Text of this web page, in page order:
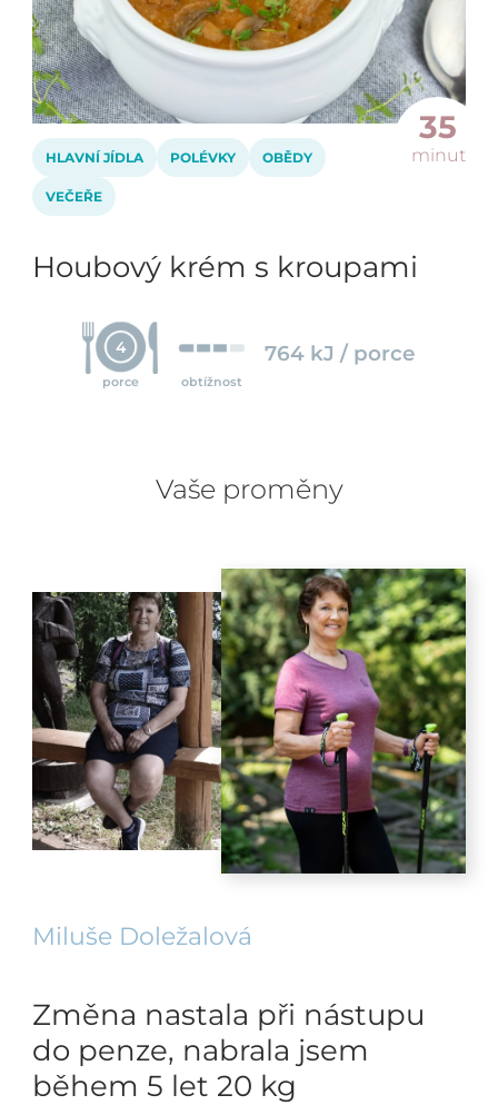
35
minut
HLAVNÍ JÍDLA POLÉVKY OBĚDY
VEČEŘE
Houbový krém s kroupami
4
porce obtížnost
764 kJ / porce
Vaše proměny
Miluše Doležalová
Změna nastala při nástupu
do penze, nabrala jsem
během 5 let 20 kg